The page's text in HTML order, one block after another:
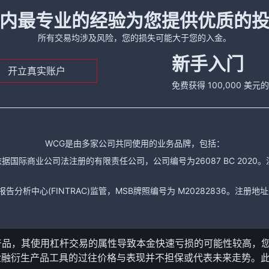
最专业的经验为您提供优质的
所有交易均涉及风险，您的损失可能大于您的入金。
开立真实账户 新手入门
免费获得 100,000 美元
WCG是由多家公司共同使用的业务品牌，包括：
国际商业公司法注册的有限责任公司，公司编号为26087 BC 2020
告分析中心(FINTRAC)监管，MSB牌照编号为 M20282836。注册
，其使用杠杆交易的属性导致本金快速亏损的可能性较高，
衍生产品工具的过往价格与表现并不担保或代表未来走势。